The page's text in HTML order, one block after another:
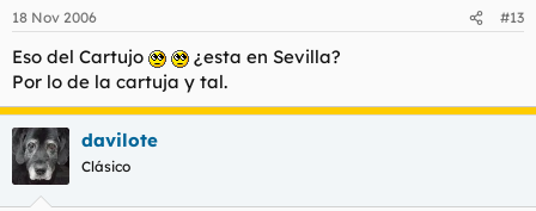
18 Nov 2006 #13
Eso del Cartujo
¿esta en Sevilla?
Por lo de la cartuja y tal.
davilote
Clásico